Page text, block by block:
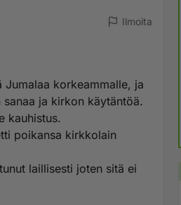
Ilmoita
korkeammalle, ja
ja kirkon käytäntöä.
kauhistus.
poikansa kirkkolain
laillisesti joten sitä ei